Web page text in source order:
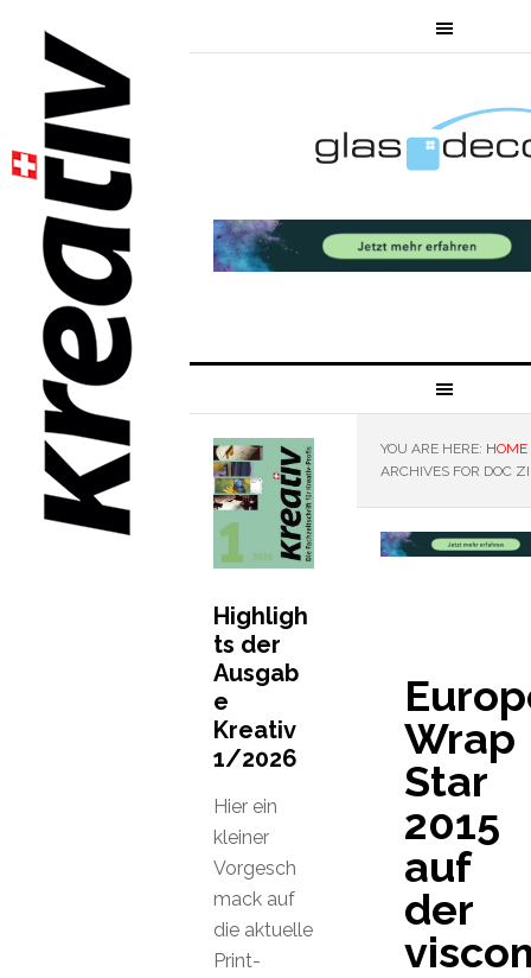
YOU ARE HERE: HOME
ARCHIVES FOR DOC
Wrap
Star
2015
auf
der
Highligh
ts der
Ausgab
e
Kreativ
1/2026
Hier ein
kleiner
Vorgesch
mack auf
die aktuelle
Print-